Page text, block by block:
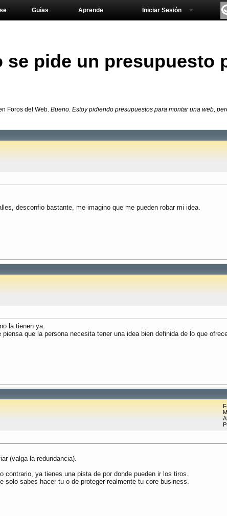
Aprende
Guías Iniciar Sesión
pide un presupuesto
Foros del Web. Bueno. Estoy pidiendo presupuestos para montar una web,
desconfio bastante, me imagino que me pueden robar mi idea.
la tienen ya.
que la persona necesita tener una idea bien definida de lo que
(valga la redundancia).
contrario, ya tienes una pista de por donde pueden ir los tiros.
solo sabes hacer tu o de proteger realmente tu core business.